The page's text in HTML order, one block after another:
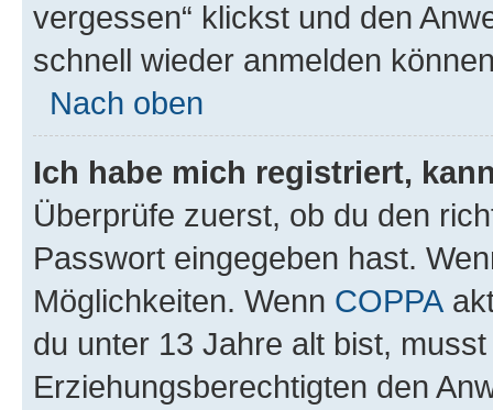
vergessen“ klickst und den
schnell wieder anmelden
Nach oben
Ich habe mich registriert,
Überprüfe zuerst, ob du den
Passwort eingegeben hast.
Möglichkeiten. Wenn COPPA
du unter 13 Jahre alt bist,
Erziehungsberechtigten den